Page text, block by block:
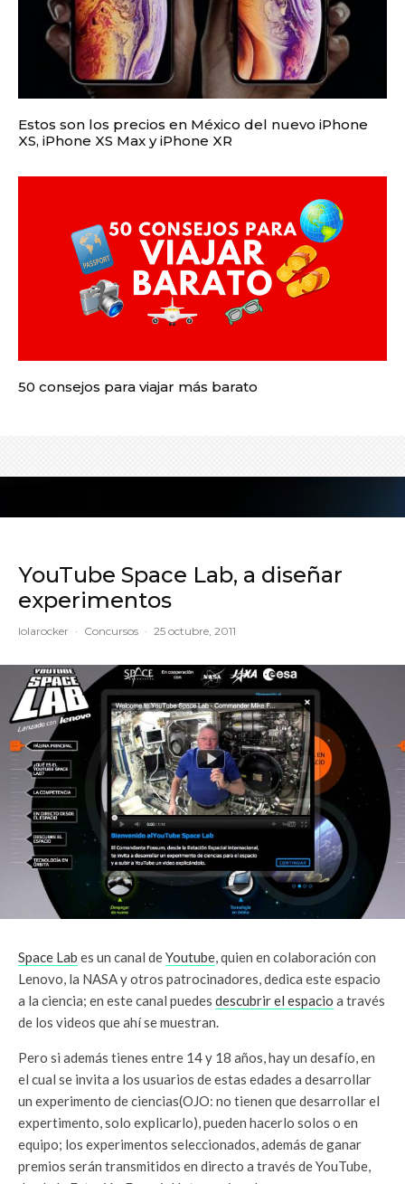
Estos son los precios en México del nuevo iPhone
XS, iPhone XS Max y iPhone XR
50 consejos para viajar más barato
YouTube Space Lab, a diseñar
experimentos
lolarocker · Concursos · 25 octubre, 2011
Space Lab es un canal deYoutube, quien en colaboración con
Lenovo, la NASA y otros patrocinadores, dedica este espacio
a la ciencia; en este canal puedes descubrir el espacio a través
de los videos que ahí se muestran.
Pero si además tienes entre 14 y 18 años, hay un desafío, en
el cual se invita a los usuarios de estas edades a desarrollar
un experimento de ciencias(OJO: no tienen que desarrollar el
expertimento, solo explicarlo), pueden hacerlo solos o en
equipo; los experimentos seleccionados, además de ganar
premios serán transmitidos en directo a través de YouTube,